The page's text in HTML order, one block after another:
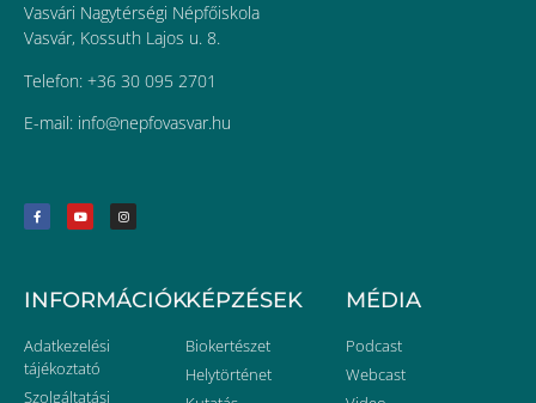
Vasvári Nagytérségi Népfőiskola
Vasvár, Kossuth Lajos u. 8.
Telefon: +36 30 095 2701
E-mail: uh.ravsavofpen@ofni
INFORMÁCIÓK
Adatkezelési
tájékoztató
Szolgáltatási
KÉPZÉSEK
Biokertészet
Helytörténet
MÉDIA
Podcast
Webcast